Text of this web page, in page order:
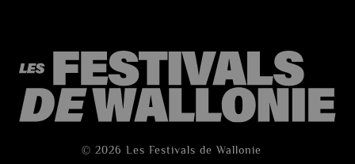
© 2026 Les Festivals de Wallonie